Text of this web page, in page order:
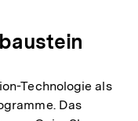
Technologie als
Das